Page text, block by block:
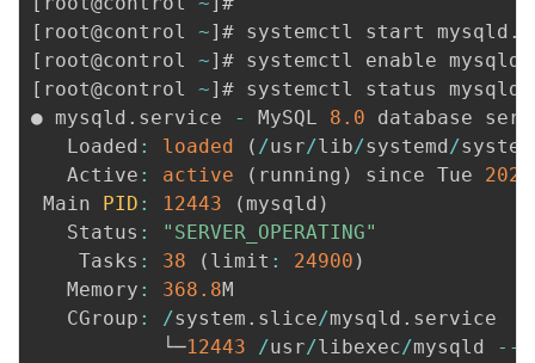
[ root@control ~] # systemctl start mysqld .
[ root@control ~]
[ root@control ~] # systemctl status mysqld
● mysqld . service - MySQL 8.0 database
   Loaded
: loaded ( /usr/lib/systemd /system
   Active
: active ( running ) since Tue 2021
Main PID : 12443 ( mysqld )
   Status
:
"SERVER_OPERATING"
    Tasks
: 38 ( limit : 24900 )
   Memory
: 368.8M
   CGroup
: /system . slice/mysqld . service
           └─
12443 /usr/libexec/mysqld --